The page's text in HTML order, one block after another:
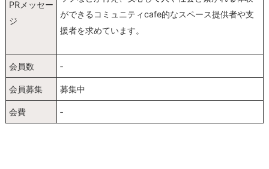
PRメッセー
ジ
ができるコミュニティcafe的なスペース提供者や支
援者を求めています。
会員数 ‐
会員募集 募集中
会費 ‐